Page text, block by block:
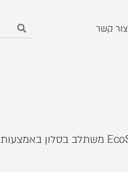
צור קשר
קמין Flex left corner מבית EcoSmart Fire משתלב בסלון באמצעות